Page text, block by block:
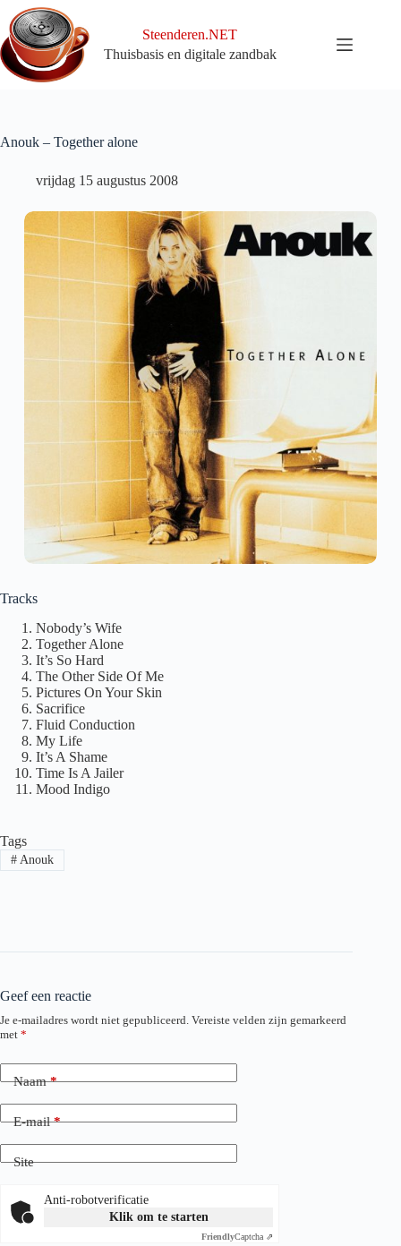
naar
de
inhoud
Steenderen.NET
Thuisbasis en digitale zandbak
Anouk – Together alone
vrijdag 15 augustus 2008
Tracks
Nobody’s Wife
Together Alone
It’s So Hard
The Other Side Of Me
Pictures On Your Skin
Sacrifice
Fluid Conduction
My Life
It’s A Shame
Time Is A Jailer
Mood Indigo
Tags
#Anouk
Geef een reactie
Je e-mailadres wordt niet gepubliceerd. Vereiste velden zijn gemarkeerd
met *
Naam*
E-mail*
Site
Anti-robotverificatie
Klik om te starten
FriendlyCaptcha ⇗